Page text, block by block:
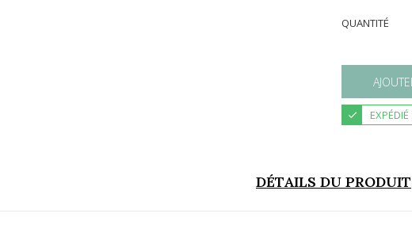
QUANTITÉ
DÉTAILS DU PRODUIT